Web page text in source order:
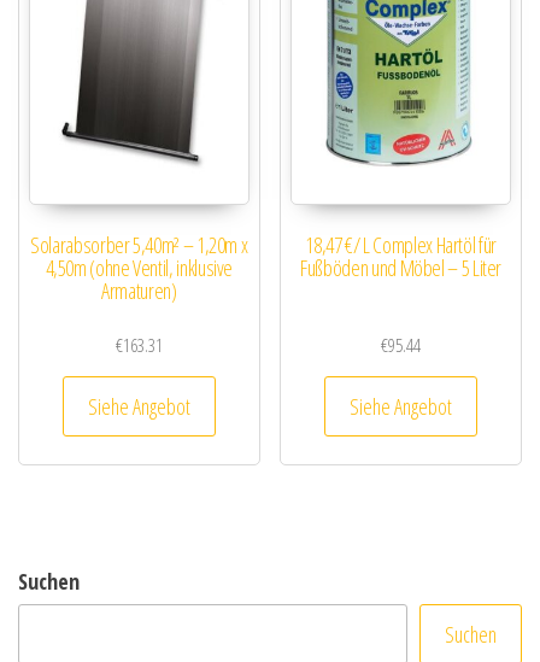
Solarabsorber 5,40m² – 1,20m x
4,50m (ohne Ventil, inklusive
Armaturen)
€163.31
Siehe Angebot
18,47 €/ L Complex Hartöl für
Fußböden und Möbel – 5 Liter
€95.44
Siehe Angebot
Suchen
Suchen